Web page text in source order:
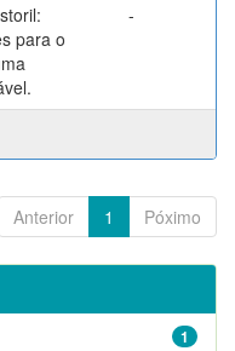
para o
-
Anterior 1 Póximo
1